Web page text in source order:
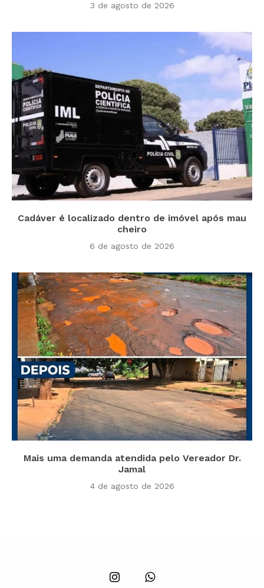
3 de agosto de 2026
Cadáver é localizado dentro de imóvel após mau
cheiro
6 de agosto de 2026
Mais uma demanda atendida pelo Vereador Dr.
Jamal
4 de agosto de 2026